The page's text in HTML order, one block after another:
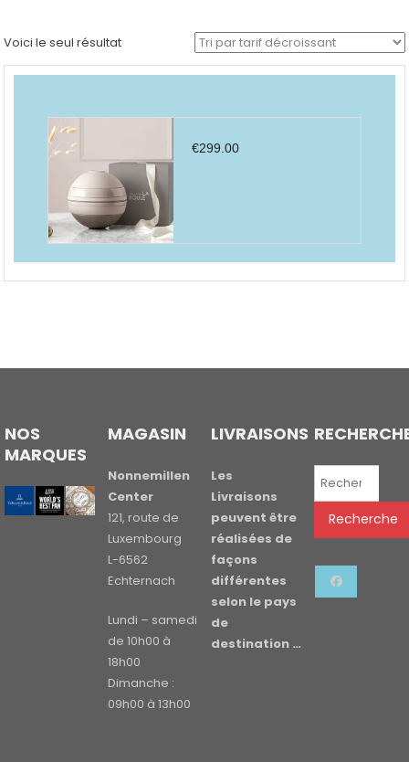
Voici le seul résultat
€299.00
NOS
MARQUES
MAGASIN
Nonnemillen
Center
121, route de
Luxembourg
L-6562
Echternach
Lundi – samedi
de 10h00 à
18h00
Dimanche :
09h00 à 13h00
LIVRAISONS
Les
Livraisons
peuvent être
réalisées de
façons
différentes
selon le pays
de
destination …
Recherche